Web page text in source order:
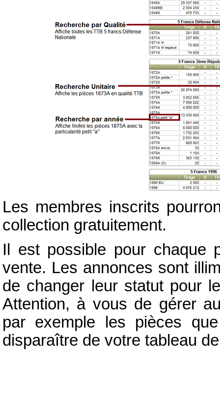
Les membres inscrits
collection gratuitement.
Il est possible pour chaque
vente. Les annonces sont
de changer leur statut pour
Attention, à vous de gérer
par exemple les pièces
disparaître de votre tableau